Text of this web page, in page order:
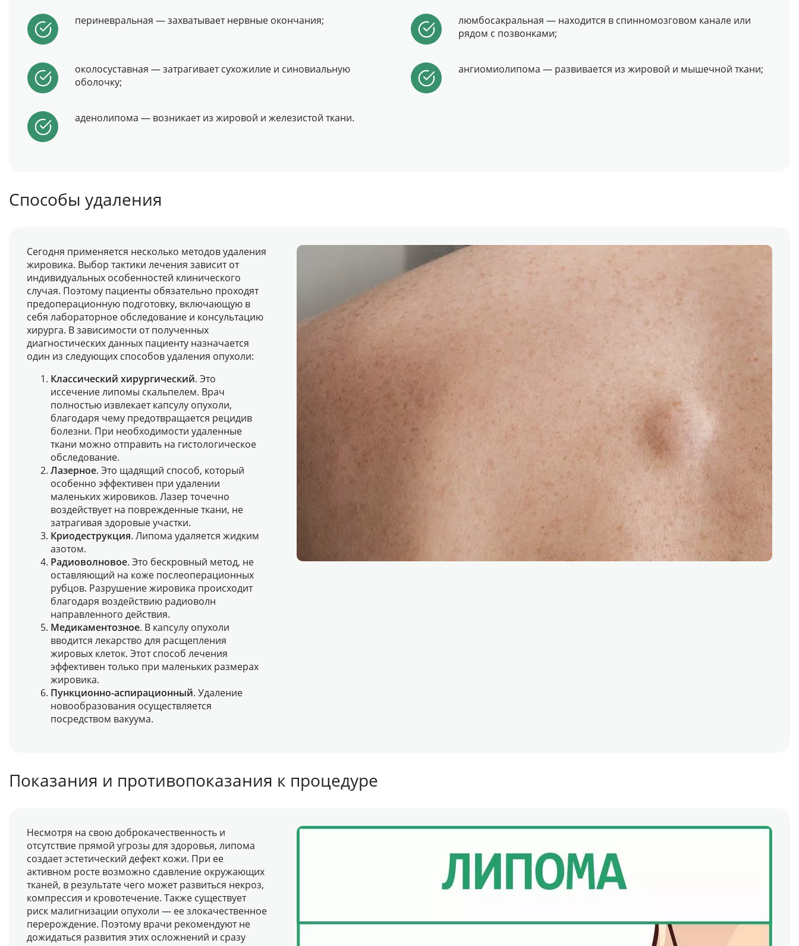
периневральная — захватывает нервные окончания;
люмбосакральная — находится в спинномозговом канале или
рядом с позвонками;
околосуставная — затрагивает сухожилие и синовиальную
оболочку;
ангиомиолипома — развивается из жировой и мышечной ткани;
аденолипома — возникает из жировой и железистой ткани.
Способы удаления
Сегодня применяется несколько методов удаления
жировика. Выбор тактики лечения зависит от
индивидуальных особенностей клинического
случая. Поэтому пациенты обязательно проходят
предоперационную подготовку, включающую в
себя лабораторное обследование и консультацию
хирурга. В зависимости от полученных
диагностических данных пациенту назначается
один из следующих способов удаления опухоли:
Классический хирургический. Это
иссечение липомы скальпелем. Врач
полностью извлекает капсулу опухоли,
благодаря чему предотвращается рецидив
болезни. При необходимости удаленные
ткани можно отправить на гистологическое
обследование.
Лазерное. Это щадящий способ, который
особенно эффективен при удалении
маленьких жировиков. Лазер точечно
воздействует на поврежденные ткани, не
затрагивая здоровые участки.
Криодеструкция. Липома удаляется жидким
азотом.
Радиоволновое. Это бескровный метод, не
оставляющий на коже послеоперационных
рубцов. Разрушение жировика происходит
благодаря воздействию радиоволн
направленного действия.
Медикаментозное. В капсулу опухоли
вводится лекарство для расщепления
жировых клеток. Этот способ лечения
эффективен только при маленьких размерах
жировика.
Пункционно-аспирационный. Удаление
новообразования осуществляется
посредством вакуума.
Показания и противопоказания к процедуре
Несмотря на свою доброкачественность и
отсутствие прямой угрозы для здоровья, липома
создает эстетический дефект кожи. При ее
активном росте возможно сдавление окружающих
тканей, в результате чего может развиться некроз,
компрессия и кровотечение. Также существует
риск малигнизации опухоли — ее злокачественное
перерождение. Поэтому врачи рекомендуют не
дожидаться развития этих осложнений и сразу